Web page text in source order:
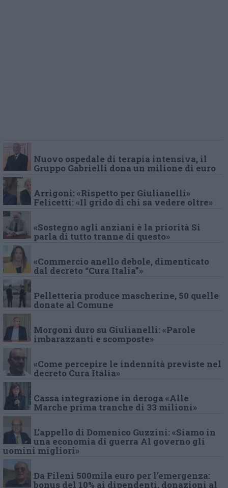
Nuovo ospedale di terapia intensiva, il
Gruppo Gabrielli dona un milione di euro
Arrigoni: «Rispetto per Giulianelli»
Felicetti: «Il grido di chi sa vedere oltre»
«Sostegno agli anziani è la priorità Si
parla di tutto tranne di questo»
«Commercio anello debole, dimenticato
dal decreto “Cura Italia”»
Pelletteria produce mascherine, 50 quelle
donate al Comune
Morgoni duro su Giulianelli: «Parole
imbarazzanti e scomposte»
«Come percepire le indennità previste nel
decreto Cura Italia»
Cassa integrazione in deroga «Alle
Marche prima tranche di 33 milioni»
L’appello di Domenico Guzzini: «Siamo in
una economia di guerra Al governo gli
uomini migliori»
Da Fileni 500mila euro per l’emergenza:
bonus del 10% ai dipendenti, donazioni al